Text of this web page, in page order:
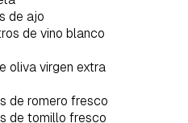
Guardar como
Para poder guardar
de ajo
de vino blanco
oliva virgen extra
de romero fresco
de tomillo fresco